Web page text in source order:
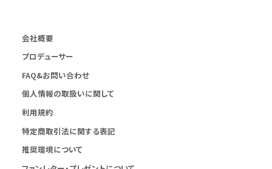
会社概要
プロデューサー
FAQ&お問い合わせ
個人情報の取扱いに関して
利用規約
特定商取引法に関する表記
推奨環境について